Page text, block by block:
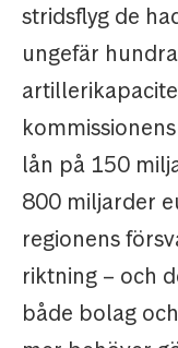
stridsflyg de
ungefär
lån på 150
800 miljarder
regionens
riktning – och
både bolag